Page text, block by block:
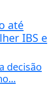
até
IBS e
decisão